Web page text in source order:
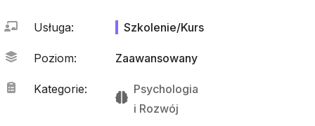
Usługa: Szkolenie/Kurs
Poziom: Zaawansowany
Kategorie:
Psychologia
i Rozwój